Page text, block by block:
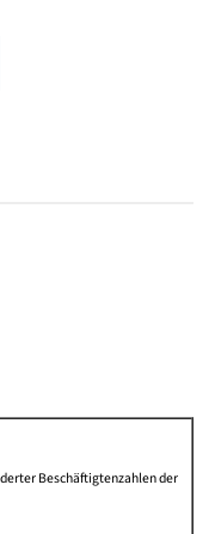
Beschäftigtenzahlen der